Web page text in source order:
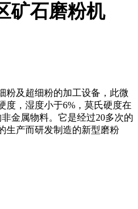
矿石磨粉机
粉及超细粉的加工设备，此微
度，湿度小于6%，莫氏硬度在
金属物料。它是经过20多次的
生产而研发制造的新型磨粉